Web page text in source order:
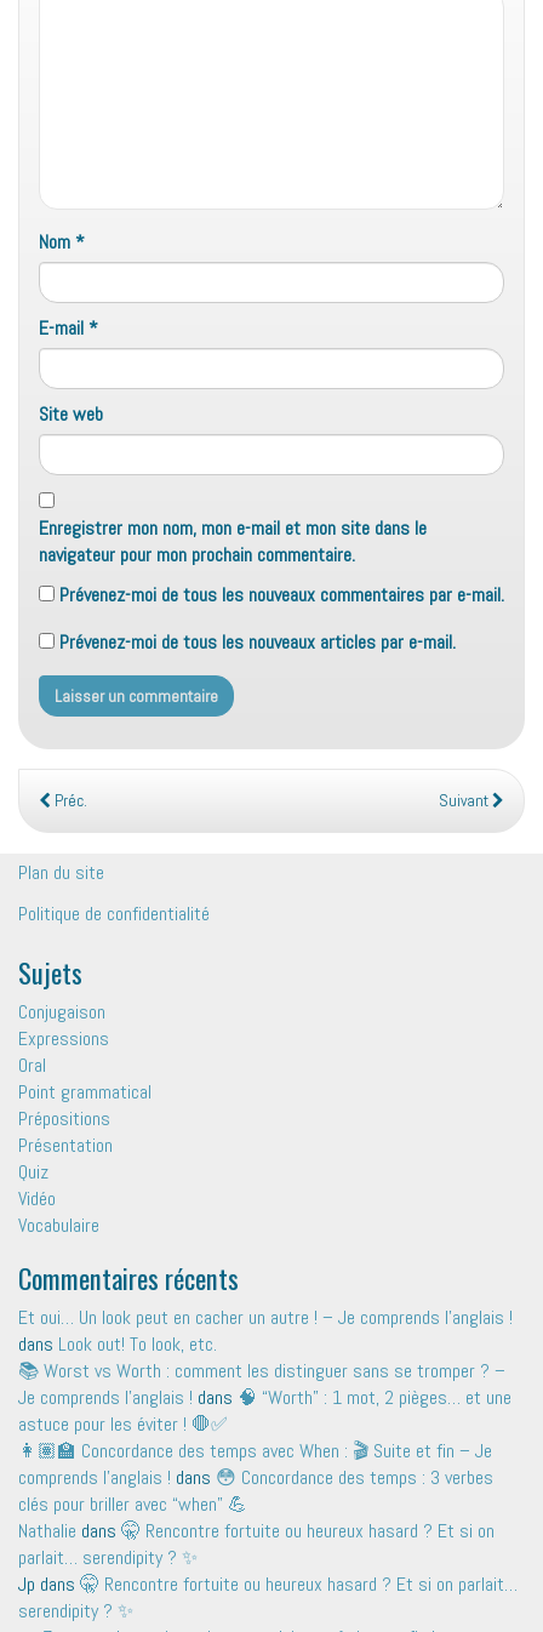
Nom*
E-mail*
Site web
Enregistrer mon nom, mon e-mail et mon site dans le
navigateur pour mon prochain commentaire.
Prévenez-moi de tous les nouveaux commentaires par e-mail.
Prévenez-moi de tous les nouveaux articles par e-mail.
Préc. Suivant
Plan du site
Politique de confidentialité
Sujets
Conjugaison
Expressions
Oral
Point grammatical
Prépositions
Présentation
Quiz
Vidéo
Vocabulaire
Commentaires récents
Et oui… Un look peut en cacher un autre ! – Je comprends l'anglais !
dans Look out! To look, etc.
📚 Worst vs Worth : comment les distinguer sans se tromper ? –
Je comprends l'anglais ! dans 🧠 “Worth” : 1 mot, 2 pièges… et une
astuce pour les éviter ! 🛑✅
👩🏽‍🏫 Concordance des temps avec When : 🎬 Suite et fin – Je
comprends l'anglais ! dans 😳 Concordance des temps : 3 verbes
clés pour briller avec “when” 💪
Nathalie dans 🤫 Rencontre fortuite ou heureux hasard ? Et si on
parlait… serendipity ? ✨
Jp dans 🤫 Rencontre fortuite ou heureux hasard ? Et si on parlait…
serendipity ? ✨